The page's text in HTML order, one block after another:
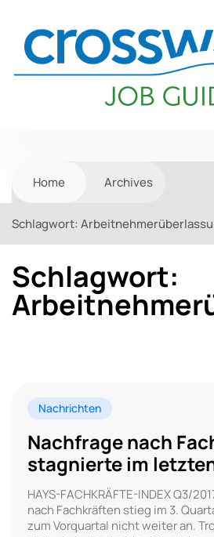
Home Archives
Schlagwort:
Schlagwort:
Nachrichten
Nachfrage nach
stagnierte im
HAYS-FACHKRÄFTE-INDEX Q3/
nach Fachkräften stieg im 3.
zum Vorquartal nicht weiter an.